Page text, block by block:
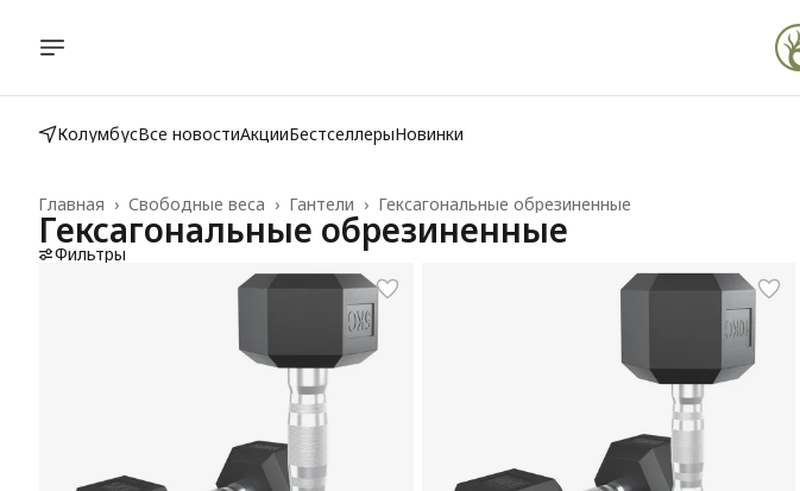
КолумбусВсе новостиАкцииБестселлерыНовинки
Гексагональные обрезиненные
Гантели ›
Свободные веса ›
Главная ›
Гексагональные обрезиненные
Фильтры